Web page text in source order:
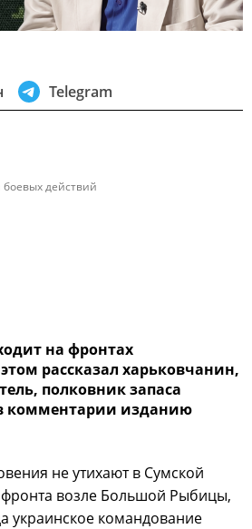
Telegram
боевых действий
на фронтах
рассказал харьковчанин,
полковник запаса
комментарии изданию
не утихают в Сумской
фронта возле Большой Рыбицы,
украинское командование